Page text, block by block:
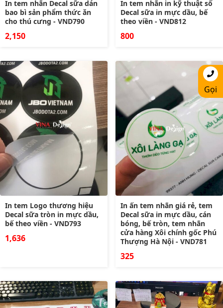
In tem nhãn Decal sữa dán
bao bì sản phẩm thức ăn
cho thú cưng - VND790
2,150
In tem nhãn in kỹ thuật số
Decal sữa in mực dầu, bế
theo viền - VND812
800
In tem Logo thương hiệu
Decal sữa tròn in mực dầu,
bế theo viền - VND793
1,636
In ấn tem nhãn giá rẻ, tem
Decal sữa in mực dầu, cán
bóng, bế tròn, tem nhãn
cửa hàng Xôi chính gốc Phú
Thượng Hà Nội - VND781
325
Gọi